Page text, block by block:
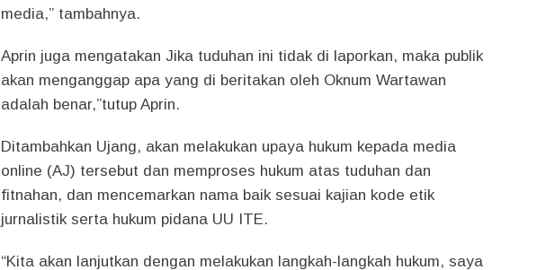
media,” tambahnya.
Aprin juga mengatakan Jika tuduhan ini tidak di laporkan, maka publik
akan menganggap apa yang di beritakan oleh Oknum Wartawan
adalah benar,”tutup Aprin.
Ditambahkan Ujang, akan melakukan upaya hukum kepada media
online (AJ) tersebut dan memproses hukum atas tuduhan dan
fitnahan, dan mencemarkan nama baik sesuai kajian kode etik
jurnalistik serta hukum pidana UU ITE.
“Kita akan lanjutkan dengan melakukan langkah-langkah hukum, saya